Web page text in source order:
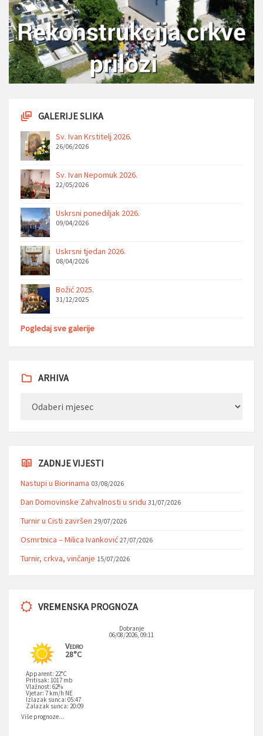
GALERIJE SLIKA
Sv. Ivan Krstitelj 2026.
26/06/2026
Sv. Ivan Nepomuk 2026.
22/05/2026
Uskrsni ponediljak 2026.
09/04/2026
Uskrsni tjedan 2026.
08/04/2026
Božić 2025.
31/12/2025
Pogledaj sve galerije
ARHIVA
ZADNJE VIJESTI
Nastupi u Biorinama 03/08/2026
Dan Domovinske Zahvalnosti u sridu 31/07/2026
Turnir u Cisti završen 29/07/2026
Osmrtnica – Milica Ivanković 27/07/2026
Turnir, crkva, vinčanje 15/07/2026
VREMENSKA PROGNOZA
Dobranje
06/08/2026, 09:11
Vedro
28°C
Apparent: 22°C
Pritisak: 1017 mb
Vlažnost: 62%
Vjetar: 7 km/h NE
Izlazak sunca: 05:47
Zalazak sunca: 20:09
Više prognoze...